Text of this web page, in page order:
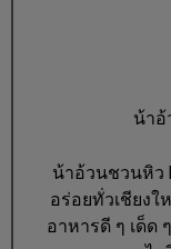
ร้าน
ร้าน
เพื่อน
น้าอ้
น้าอ้วนชวนหิว
อร่อยทั่วเชียงใ
อาหารดี ๆ เด็ด